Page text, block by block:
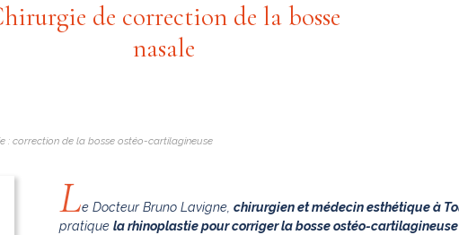
de correction de la bosse
nasale
: correction de la bosse ostéo-cartilagineuse
Le Docteur Bruno Lavigne, chirurgien et médecin esthétique à
pratique la rhinoplastie pour corriger la bosse ostéo-